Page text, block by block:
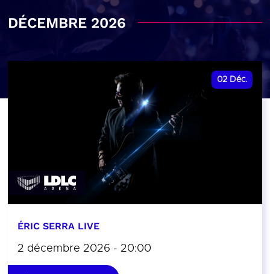
DÉCEMBRE 2026
02 Déc.
ÉRIC SERRA LIVE
2 décembre 2026 - 20:00